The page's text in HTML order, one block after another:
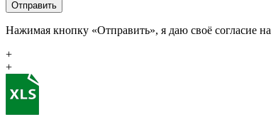
Отправить
Нажимая кнопку «Отправить», я даю своё согласие на
+
+